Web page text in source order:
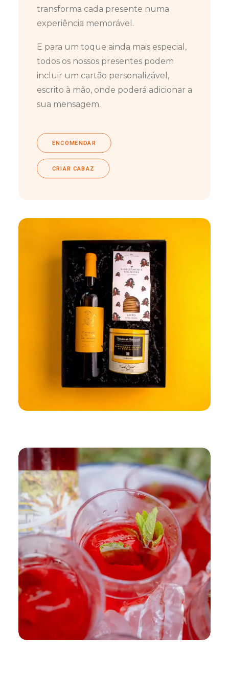
transforma cada presente numa
experiência memorável.
E para um toque ainda mais especial,
todos os nossos presentes podem
incluir um cartão personalizável,
escrito à mão, onde poderá adicionar a
sua mensagem.
ENCOMENDAR
CRIAR CABAZ